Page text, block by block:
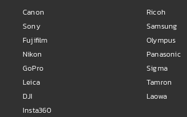
Canon
Sony
Fujifilm
Nikon
GoPro
Leica
DJI
Insta360
Ricoh
Samsung
Olympus
Panasonic
Sigma
Tamron
Laowa